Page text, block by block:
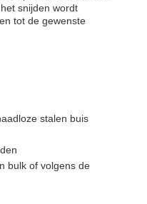
snijden wordt
tot de gewenste
stalen buis
bulk of volgens de